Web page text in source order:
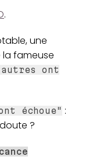
.
une
fameuse
ont
échoue" :
?